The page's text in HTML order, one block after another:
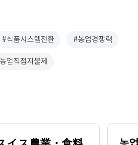
The demand side 70
#식품시스템전환 #농업경쟁력
업직접지불제